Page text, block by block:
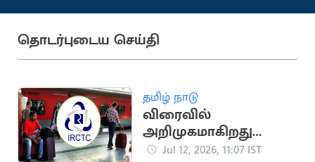
தொடர்புடைய செய்தி
தமிழ் நாடு
விரைவில்
அறிமுகமாகிறது
மேம்படுத்தப்பட்ட புதிய
Jul 12, 2026, 11:07 IST